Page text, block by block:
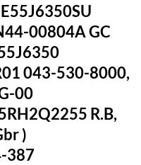
00804A GC
043-530-8000,
00
R.B,
)
387